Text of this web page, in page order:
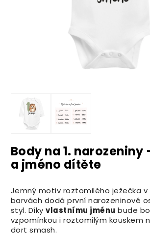
Body na 1. narozeniny
a jméno dítěte
Jemný motiv roztomilého ježečka
barvách dodá první narozeninové
styl. Díkyvlastnímu jménu bude
vzpomínkou i roztomilým kouskem
dort smash.